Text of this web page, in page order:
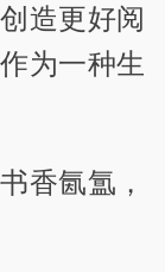
造更好阅
为一种生
香氤氲，